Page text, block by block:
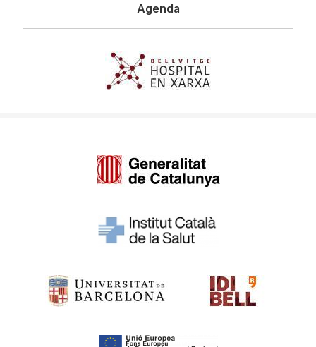
Agenda